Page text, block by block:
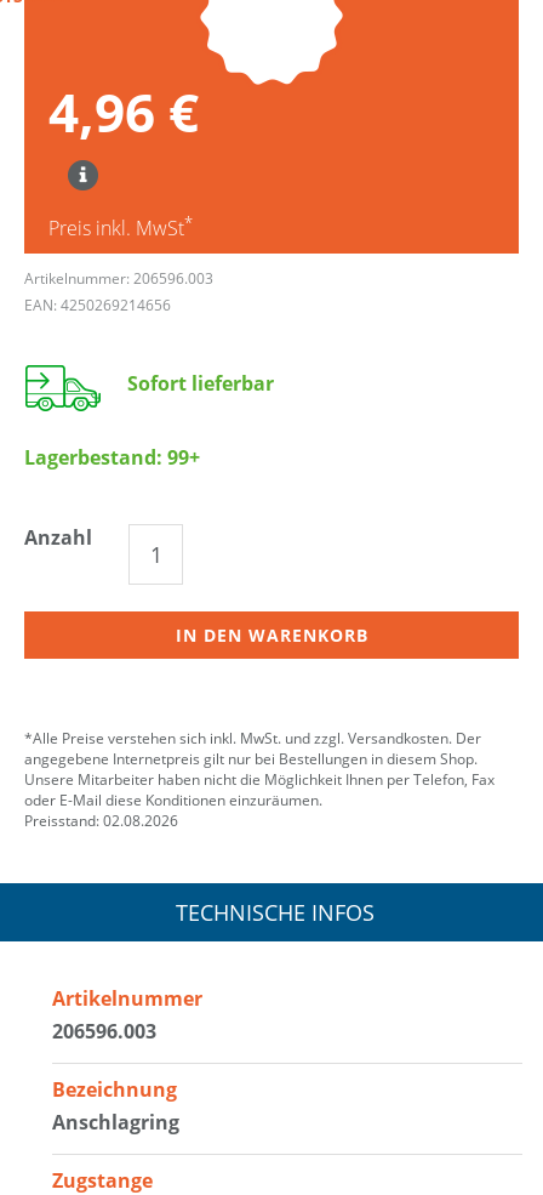
4,96 €
Preis inkl. MwSt*
Artikelnummer: 206596.003
EAN: 4250269214656
Sofort lieferbar
Lagerbestand: 99+
Anzahl
IN DEN WARENKORB
*Alle Preise verstehen sich inkl. MwSt. und zzgl. Versandkosten. Der
angegebene Internetpreis gilt nur bei Bestellungen in diesem Shop.
Unsere Mitarbeiter haben nicht die Möglichkeit Ihnen per Telefon, Fax
oder E-Mail diese Konditionen einzuräumen.
Preisstand: 02.08.2026
TECHNISCHE INFOS
Artikelnummer
206596.003
Bezeichnung
Anschlagring
Zugstange